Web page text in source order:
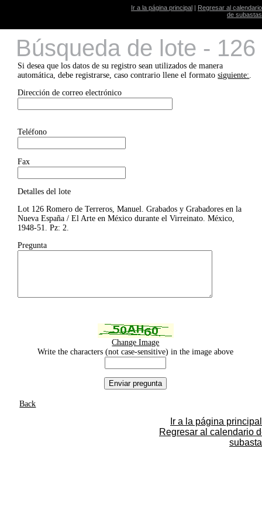
Ir a la página principal | Regresar al calendario
de subastas
Búsqueda de lote - 126
Si desea que los datos de su registro sean utilizados de manera
automática, debe registrarse, caso contrario llene el formatosiguiente:.
Dirección de correo electrónico
Teléfono
Fax
Detalles del lote
Lot 126 Romero de Terreros, Manuel. Grabados y Grabadores en la
Nueva España / El Arte en México durante el Virreinato. México,
1948-51. Pz: 2.
Pregunta
Change Image
Write the characters (not case-sensitive) in the image above
Back
Ir a la página principal
Regresar al calendario